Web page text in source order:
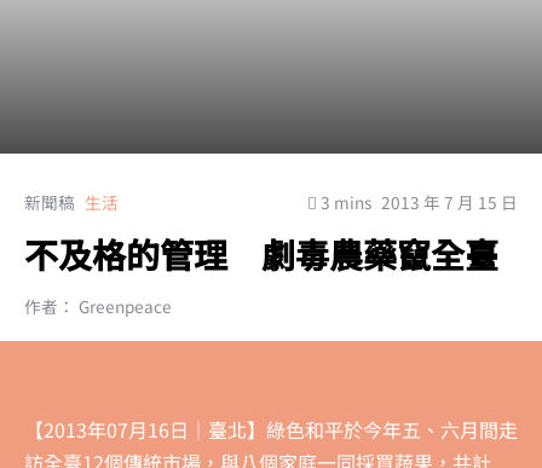
新聞稿 生活 3 mins 2013 年 7 月 15 日
不及格的管理 劇毒農藥竄全臺
作者： Greenpeace
【2013年07月16日│臺北】綠色和平於今年五、六月間走
訪全臺12個傳統市場，與八個家庭一同採買蔬果，共計